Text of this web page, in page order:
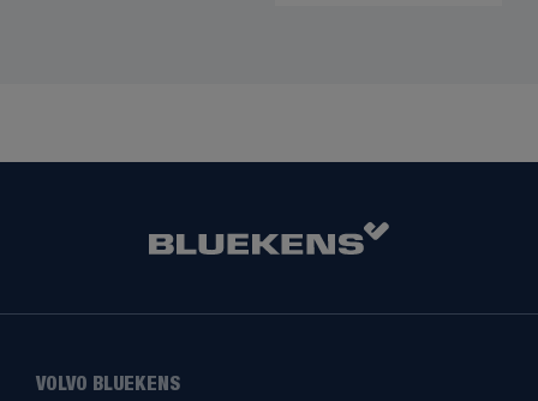
VOLVO BLUEKENS